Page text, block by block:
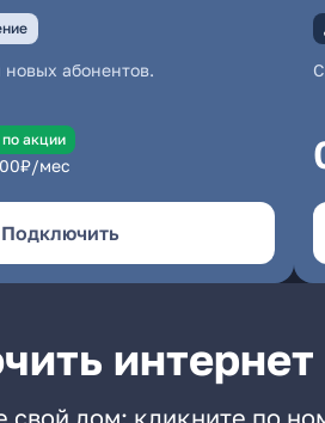
новых абонентов.
акции
₽/мес
Подключить
свой дом: кликните по